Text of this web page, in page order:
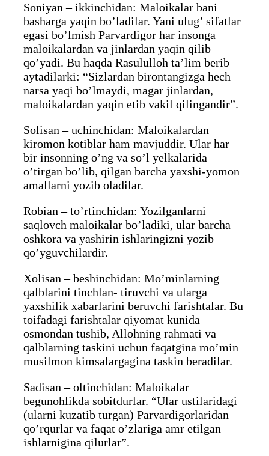
Soniyan – ikkinchidan: Maloikalar bani
basharga yaqin bo’ladilar. Yani ulug’ sifatlar
egasi bo’lmish Parvardigor har insonga
maloikalardan va jinlardan yaqin qilib
qo’yadi. Bu haqda Rasululloh ta’lim berib
aytadilarki: “Sizlardan birontangizga hech
narsa yaqi bo’lmaydi, magar jinlardan,
maloikalardan yaqin etib vakil qilingandir”.
Solisan – uchinchidan: Maloikalardan
kiromon kotiblar ham mavjuddir. Ular har
bir insonning o’ng va so’l yelkalarida
o’tirgan bo’lib, qilgan barcha yaxshi-yomon
amallarni yozib oladilar.
Robian – to’rtinchidan: Yozilganlarni
saqlovch maloikalar bo’ladiki, ular barcha
oshkora va yashirin ishlaringizni yozib
qo’yguvchilardir.
Xolisan – beshinchidan: Mo’minlarning
qalblarini tinchlan- tiruvchi va ularga
yaxshilik xabarlarini beruvchi farishtalar. Bu
toifadagi farishtalar qiyomat kunida
osmondan tushib, Allohning rahmati va
qalblarning taskini uchun faqatgina mo’min
musilmon kimsalargagina taskin beradilar.
Sadisan – oltinchidan: Maloikalar
begunohlikda sobitdurlar. “Ular ustilaridagi
(ularni kuzatib turgan) Parvardigorlaridan
qo’rqurlar va faqat o’zlariga amr etilgan
ishlarnigina qilurlar”.